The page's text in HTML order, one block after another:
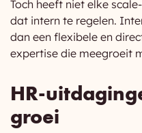
Toch heeft niet elke
dat intern te regelen.
dan een flexibele en
expertise die meegroeit
HR-
groei